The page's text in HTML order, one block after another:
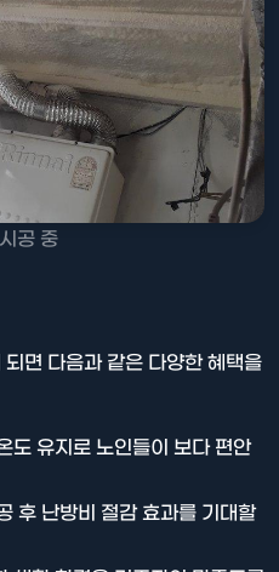
공 중
면 다음과 같은 다양한 혜택을
도 유지로 노인들이 보다 편안
후 난방비 절감 효과를 기대할